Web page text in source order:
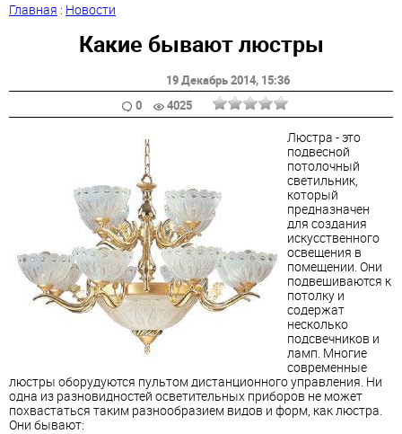
Главная : Новости
Какие бывают люстры
19 Декабрь 2014, 15:36
0
4025
Люстра - это
подвесной
потолочный
светильник,
который
предназначен
для создания
искусственного
освещения в
помещении. Они
подвешиваются к
потолку и
содержат
несколько
подсвечников и
ламп. Многие
современные
люстры оборудуются пультом дистанционного управления. Ни
одна из разновидностей осветительных приборов не может
похвастаться таким разнообразием видов и форм, как люстра.
Они бывают: